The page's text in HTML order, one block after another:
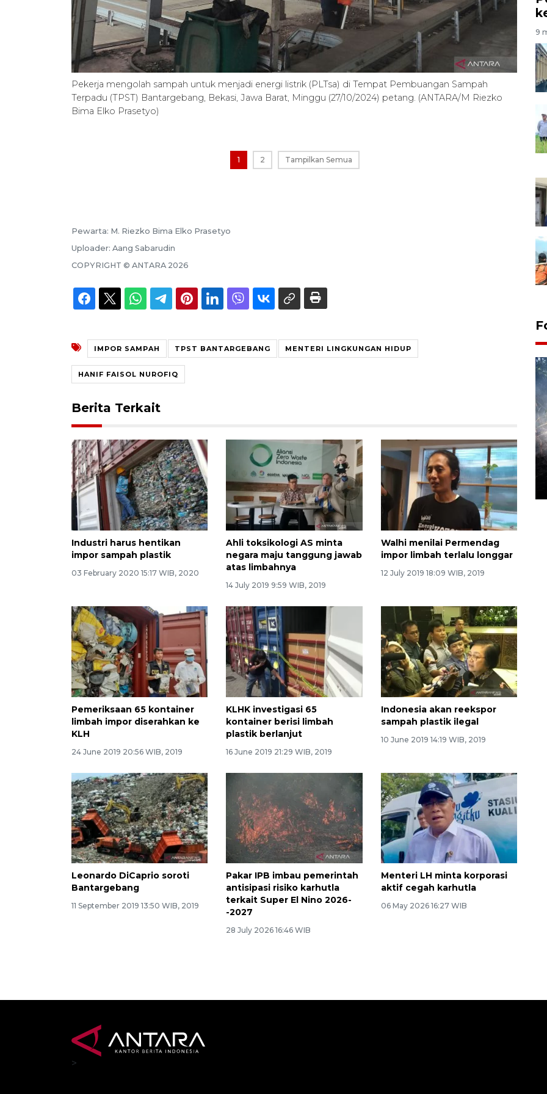
Pekerja mengolah sampah untuk menjadi energi listrik (PLTsa) di Tempat Pembuangan Sampah
Terpadu (TPST) Bantargebang, Bekasi, Jawa Barat, Minggu (27/10/2024) petang. (ANTARA/M Riezko
Bima Elko Prasetyo)
1 2 Tampilkan Semua
Pewarta: M. Riezko Bima Elko Prasetyo
Uploader: Aang Sabarudin
COPYRIGHT © ANTARA 2026
IMPOR SAMPAH TPST BANTARGEBANG MENTERI LINGKUNGAN HIDUP
HANIF FAISOL NUROFIQ
Berita Terkait
Industri harus hentikan
impor sampah plastik
03 February 2020 15:17 WIB, 2020
Ahli toksikologi AS minta
negara maju tanggung jawab
atas limbahnya
14 July 2019 9:59 WIB, 2019
Walhi menilai Permendag
impor limbah terlalu longgar
12 July 2019 18:09 WIB, 2019
Pemeriksaan 65 kontainer
limbah impor diserahkan ke
KLH
24 June 2019 20:56 WIB, 2019
KLHK investigasi 65
kontainer berisi limbah
plastik berlanjut
16 June 2019 21:29 WIB, 2019
Indonesia akan reekspor
sampah plastik ilegal
10 June 2019 14:19 WIB, 2019
Leonardo DiCaprio soroti
Bantargebang
11 September 2019 13:50 WIB, 2019
Pakar IPB imbau pemerintah
antisipasi risiko karhutla
terkait Super El Nino 2026-
-2027
28 July 2026 16:46 WIB
Menteri LH minta korporasi
aktif cegah karhutla
06 May 2026 16:27 WIB
9
Alokasi anggaran untuk bibit
kopi arabika Gayo
15 June 2026 11:15 WIB
>